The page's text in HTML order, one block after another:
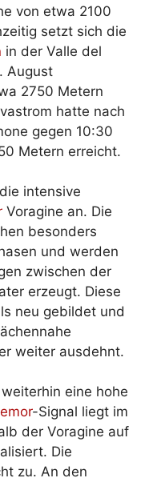
von etwa 2100
setzt sich die
in der Valle del
August
2750 Metern
hatte nach
gegen 10:30
Metern erreicht.
intensive
Voragine an. Die
besonders
und werden
zwischen der
erzeugt. Diese
neu gebildet und
weiter ausdehnt.
eine hohe
-Signal liegt im
der Voragine auf
Die
zu. An den